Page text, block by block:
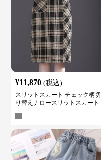
¥11,870 (税込)
スリットスカート チェック柄切
り替えナロースリットスカート